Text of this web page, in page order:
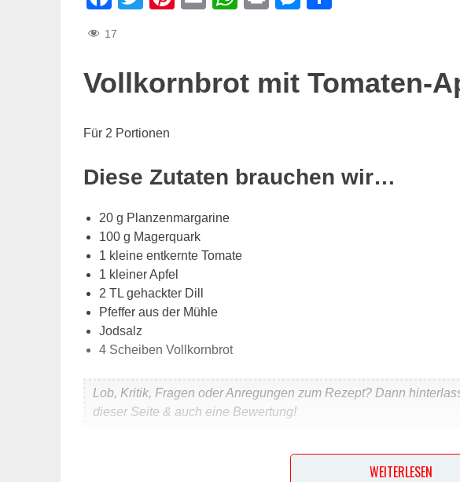
17
Vollkornbrot mit Tomaten-
Für 2 Portionen
Diese Zutaten brauchen wir…
20 g Planzenmargarine
100 g Magerquark
1 kleine entkernte Tomate
1 kleiner Apfel
2 TL gehackter Dill
Pfeffer aus der Mühle
Jodsalz
4 Scheiben Vollkornbrot
Lob, Kritik, Fragen oder Anregungen zum Rezept? Dann
dieser Seite & auch eine Bewertung!
Und so wird es gemacht… WEITERLESEN